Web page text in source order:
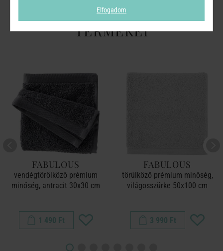
A TERMÉKCSALÁD TOVÁBBI
TERMÉKEI
FABULOUS
vendégtörölköző prémium
minőség, antracit 30x30 cm
1 490 Ft
FABULOUS
törülköző prémium minőség,
világosszürke 50x100 cm
3 990 Ft
Elfogadom